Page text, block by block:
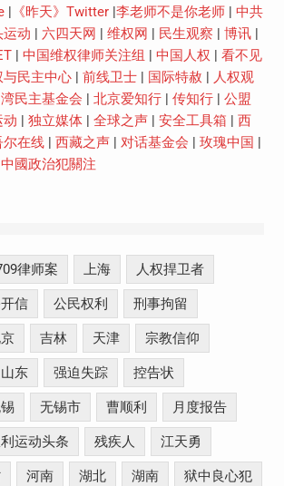
| 《昨天》Twitter| 李老师不是你老师| 中共
动 六四天网 维权网 民生观察 博讯|
| 中国维权律师关注组 中国人权
看不见
民主中心| 前线卫士| 国际特赦
人权观
民主基金会 北京爱知行| 传知行| 公盟
动 独立媒体| 全球之声| 安全工具箱
西
尔在线| 西藏之声| 对话基金会 玫瑰中国
中國政治犯關注
律师案 上海 人权捍卫者
信 公民权利 刑事拘留
吉林 天津 宗教信仰
山东 强迫失踪 控告状
无锡市 曹顺利 月度报告
运动头条 残疾人 江天勇
河南 湖北 湖南 狱中良心犯